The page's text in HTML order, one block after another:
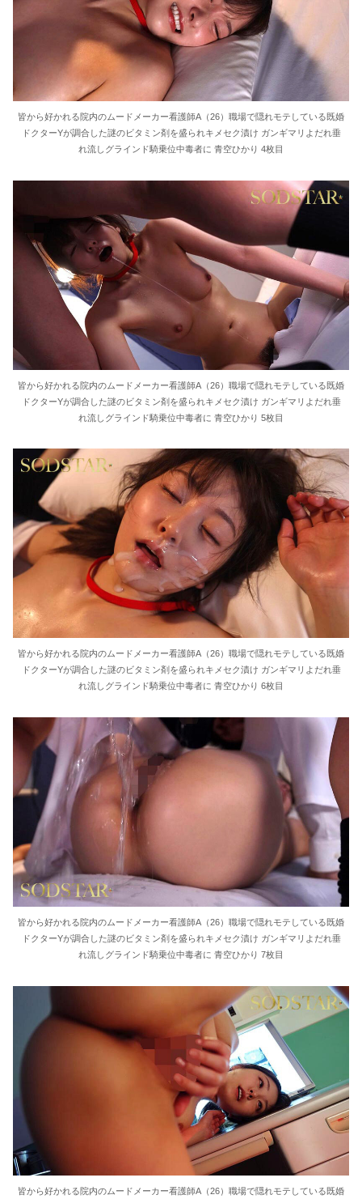
皆から好かれる院内のムードメーカー看護師A（26）職場で隠れモテしている既婚
ドクターYが調合した謎のビタミン剤を盛られキメセク漬け ガンギマリよだれ垂
れ流しグラインド騎乗位中毒者に 青空ひかり 4枚目
皆から好かれる院内のムードメーカー看護師A（26）職場で隠れモテしている既婚
ドクターYが調合した謎のビタミン剤を盛られキメセク漬け ガンギマリよだれ垂
れ流しグラインド騎乗位中毒者に 青空ひかり 5枚目
皆から好かれる院内のムードメーカー看護師A（26）職場で隠れモテしている既婚
ドクターYが調合した謎のビタミン剤を盛られキメセク漬け ガンギマリよだれ垂
れ流しグラインド騎乗位中毒者に 青空ひかり 6枚目
皆から好かれる院内のムードメーカー看護師A（26）職場で隠れモテしている既婚
ドクターYが調合した謎のビタミン剤を盛られキメセク漬け ガンギマリよだれ垂
れ流しグラインド騎乗位中毒者に 青空ひかり 7枚目
皆から好かれる院内のムードメーカー看護師A（26）職場で隠れモテしている既婚